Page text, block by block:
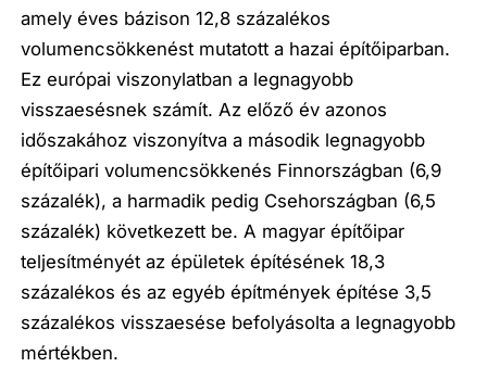
amely éves bázison 12,8 százalékos
volumencsökkenést mutatott a hazai építőiparban.
Ez európai viszonylatban a legnagyobb
visszaesésnek számít. Az előző év azonos
időszakához viszonyítva a második legnagyobb
építőipari volumencsökkenés Finnországban (6,9
százalék), a harmadik pedig Csehországban (6,5
százalék) következett be. A magyar építőipar
teljesítményét az épületek építésének 18,3
százalékos és az egyéb építmények építése 3,5
százalékos visszaesése befolyásolta a legnagyobb
mértékben.